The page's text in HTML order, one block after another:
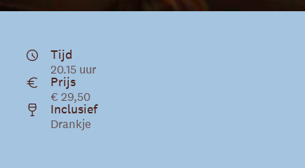
Tijd
20.15 uur
Prijs
€ 29,50
Inclusief
Drankje